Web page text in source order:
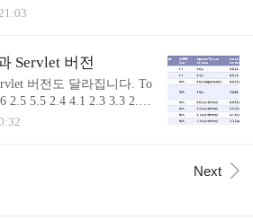
실제로는 구동에 실패 하였습니다. $ bre
에러로그를 확인 해 봅니
httpd/error_log ... [Mon Oct..
Servlet 버전
버전도 달라집니다. To
2.5 5.5 2.4 4.1 2.3 3.3 2.2
크에서 확인 할 수 있습
implementation of the Java
Next